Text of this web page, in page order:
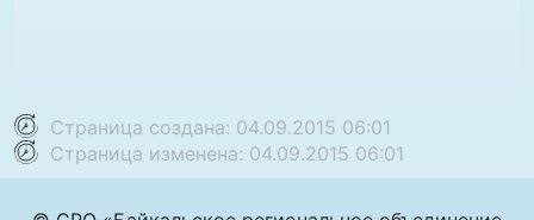
Страница создана: 04.09.2015 06:01
Страница изменена: 04.09.2015 06:01